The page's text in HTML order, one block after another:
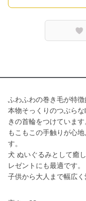
ふわふわの巻き毛が特徴
本物そっくりのつぶら
きの首輪をつけています
もこもこの手触りが心
す。
犬 ぬいぐるみとして癒
レゼントにも最適です。
子供から大人まで幅広く